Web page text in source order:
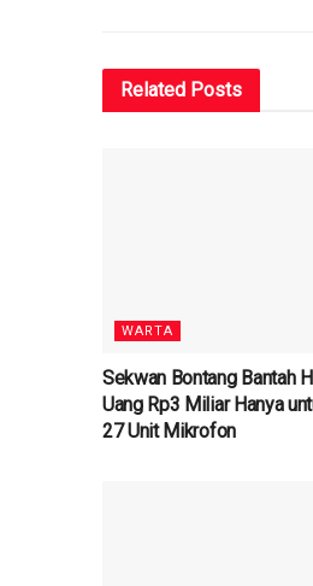
Related Posts
WARTA
Sekwan Bontang Bantah
Uang Rp3 Miliar Hanya
27 Unit Mikrofon